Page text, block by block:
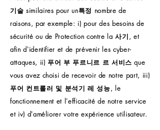
기술 similaires pour un특정 nombre de
raisons, par exemple: i) pour des besoins de
sécurité ou de Protection contre la 사기, et
afin d'identifier et de prévenir les cyber-
attaques, ii) 푸어 부 푸르니르 르 서비스 que
vous avez choisi de recevoir de notre part, iii)
푸어 컨트롤러 및 분석기 레 성능, le
fonctionnement et l'efficacité de notre service
et iv) d'améliorer votre expérience utilisateur.